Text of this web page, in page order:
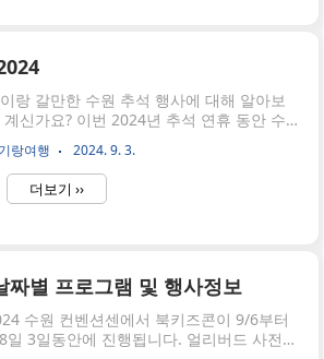
입장권 받을 수 있는 기회도 열려있으니 무
티켓 받고 가시길 바랍니다!서울근교 가볼
곳 렛츠런파크 주차장렛츠런파크 서울 주
은 평일 (월 ~ 금)은 무료입니다.주말에 방
인 점 미리 참고해 주세요!3시간 초과일 경
6,000원 / 1시간 이상 ~ 3시간 이하 ..
랑 갈만한 수원 추석 행사에 대해 알아보
계신가요? 이번 2024년 추석 연휴 동안 수
를 소개합니다. 가족과 함께 풍성한 명절
보내기에 딱 맞는 프로그램들을 살펴보세
. 특히 아래 소개해 드리는 수원 추석 행사 장
[유료] 수원 추석행사 수원전통문화관 한음
공연 기간: 2024년 9월 14일(토) ~ 9월 18
수), 오후 4시공연팀 : 여성 3인조 타악 앙상
루부앤드 (👉🏻공연팀 인스타 정보)공연 관
랑여행 2024. 9. 3.
더보기 ››
짜별 프로그램 및 행사정보
수원 컨벤션센에서 북키즈콘이 9/6부터
일 3일동안에 진행됩니다. 얼리버드 사전